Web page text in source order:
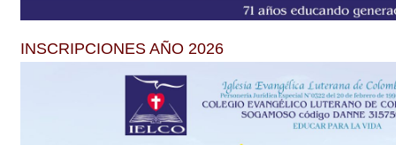
INSCRIPCIONES AÑO 2026